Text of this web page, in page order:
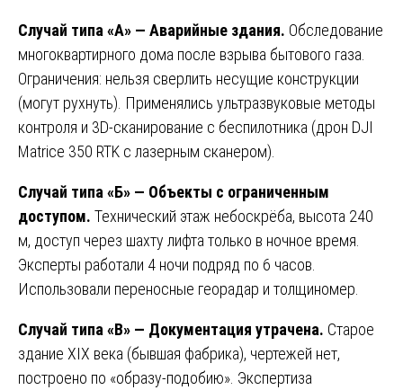
Случай типа «А» — Аварийные здания. Обследование
многоквартирного дома после взрыва бытового газа.
Ограничения: нельзя сверлить несущие конструкции
(могут рухнуть). Применялись ультразвуковые методы
контроля и 3D-сканирование с беспилотника (дрон DJI
Matrice 350 RTK с лазерным сканером).
Случай типа «Б» — Объекты с ограниченным
доступом. Технический этаж небоскрёба, высота 240
м, доступ через шахту лифта только в ночное время.
Эксперты работали 4 ночи подряд по 6 часов.
Использовали переносные георадар и толщиномер.
Случай типа «В» — Документация утрачена. Старое
здание XIX века (бывшая фабрика), чертежей нет,
построено по «образу-подобию». Экспертиза